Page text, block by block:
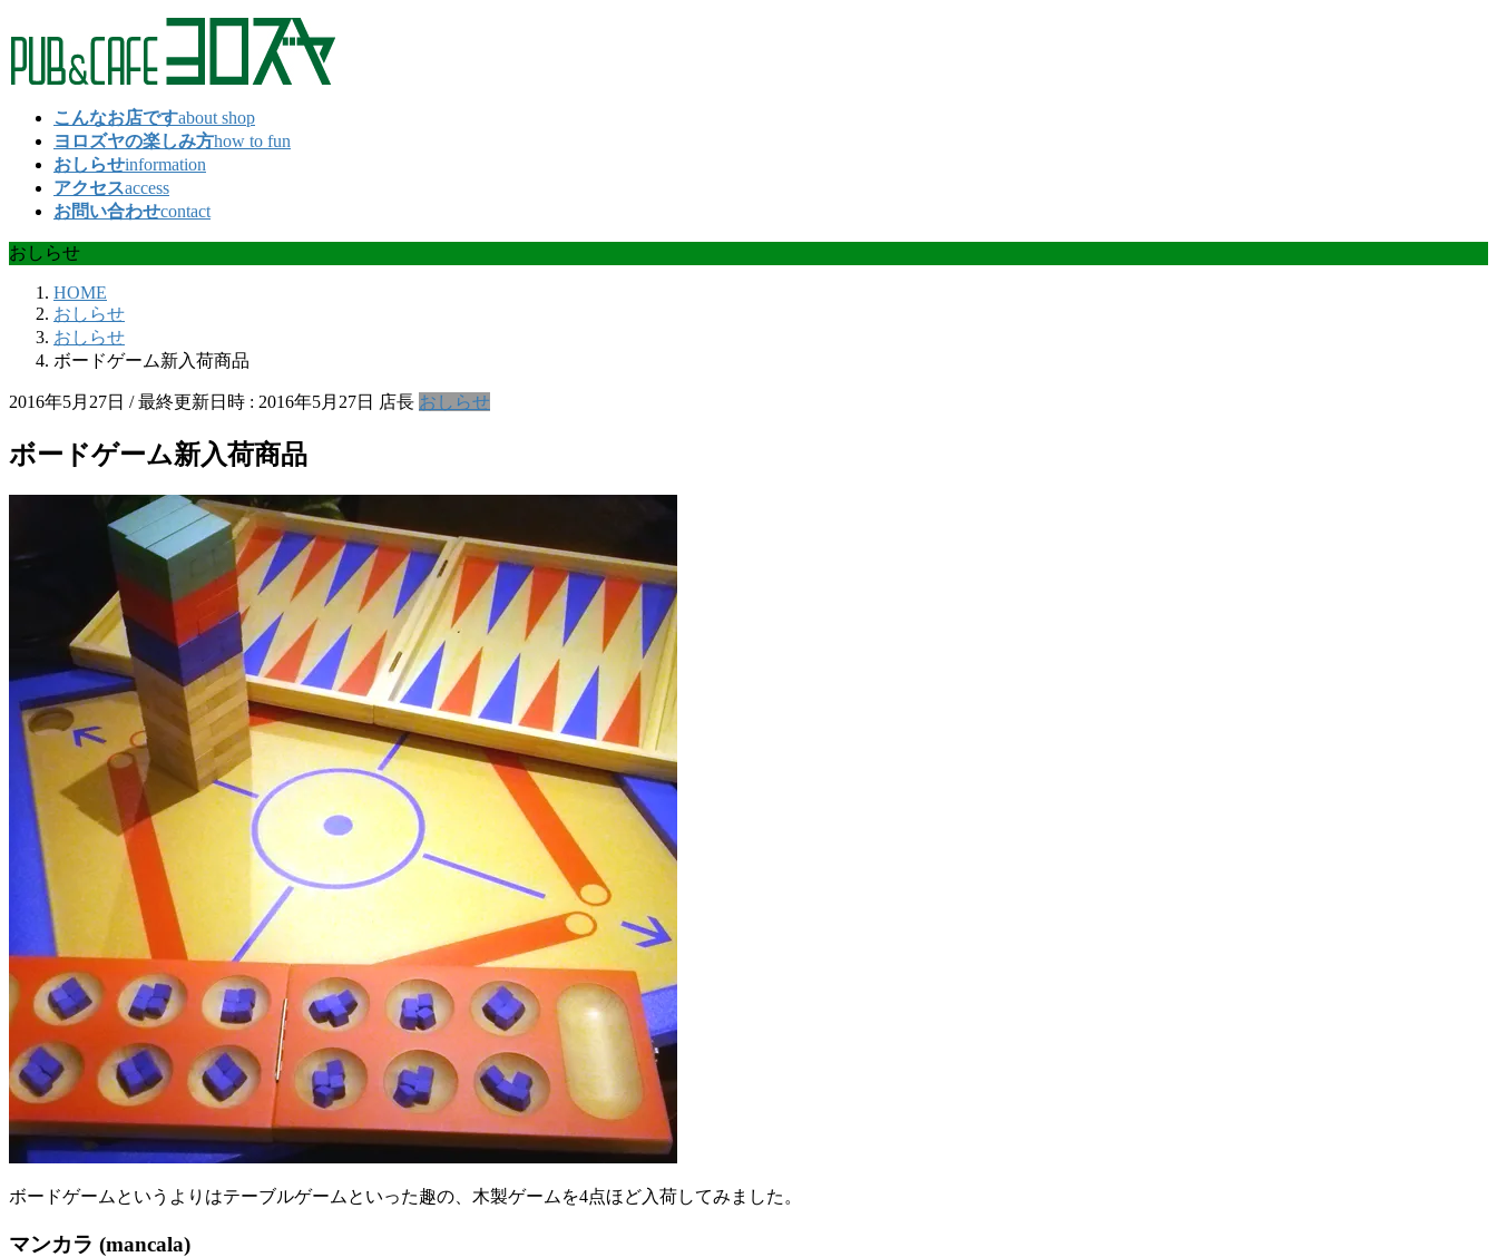
テ
プ
ゲ
動
こんなお店ですabout shop
ヨロズヤの楽しみ方how to fun
おしらせinformation
アクセスaccess
お問い合わせcontact
おしらせ
HOME
おしらせ
おしらせ
ボードゲーム新入荷商品
2016年5月27日 / 最終更新日時 : 2016年5月27日 店長 おしらせ
ボードゲーム新入荷商品
ボードゲームというよりはテーブルゲームといった趣の、木製ゲームを4点ほど入荷してみました。
マンカラ (mancala)